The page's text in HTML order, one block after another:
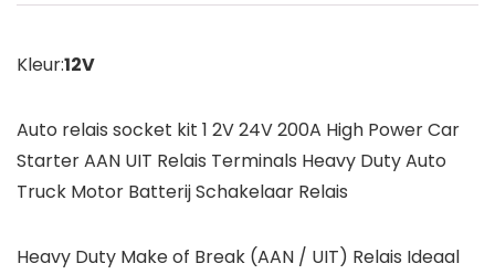
Kleur:12V
Auto relais socket kit 1 2V 24V 200A High Power Car
Starter AAN UIT Relais Terminals Heavy Duty Auto
Truck Motor Batterij Schakelaar Relais
Heavy Duty Make of Break (AAN / UIT) Relais Ideaal